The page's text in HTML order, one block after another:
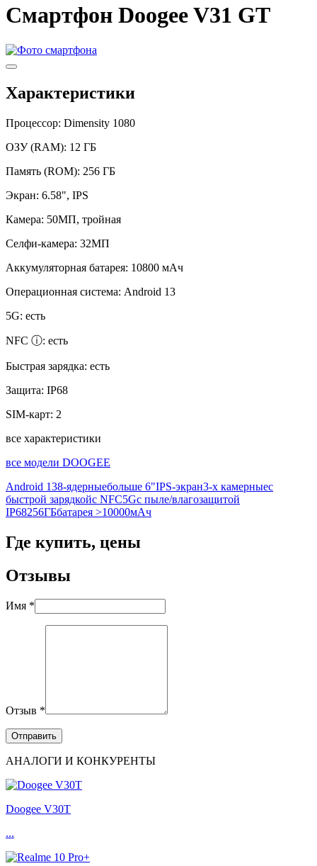
Смартфон Doogee V31 GT
Характеристики
Процессор: Dimensity 1080
ОЗУ (RAM): 12 ГБ
Память (ROM): 256 ГБ
Экран: 6.58", IPS
Камера: 50МП, тройная
Селфи-камера: 32МП
Аккумуляторная батарея: 10800 мАч
Операционная система: Android 13
5G: есть
NFC ⓘ: есть
Быстрая зарядка: есть
Защита: IP68
SIM-карт: 2
все характеристики
все модели DOOGEE
Android 138-ядерныебольше 6"IPS-экран3-х камерныес
быстрой зарядкойс NFC5Gс пыле/влагозащитой
IP68256ГБбатарея >10000мАч
Где купить, цены
Отзывы
Имя *
Отзыв *
АНАЛОГИ И КОНКУРЕНТЫ
Doogee V30T
...